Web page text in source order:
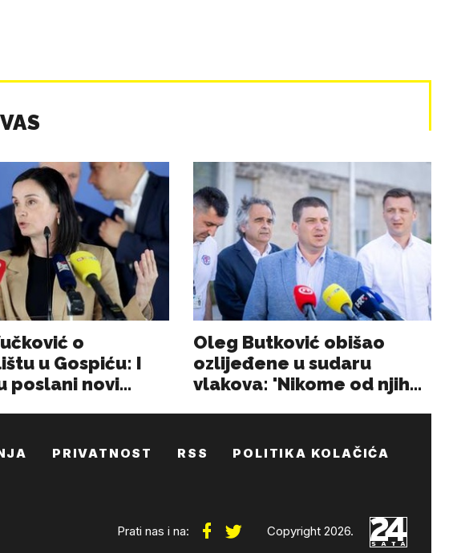
PRIVATNOST RSS POLITIKA KOLAČIĆA
Prati nas i na: Copyright 2026.